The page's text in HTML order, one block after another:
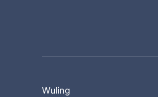
Wuling